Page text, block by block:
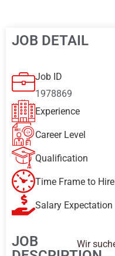
JOB DETAIL
Job ID
1978869
Experience
Career Level
Qualification
Time Frame to Hire
Salary Expectation
JOB
Wir